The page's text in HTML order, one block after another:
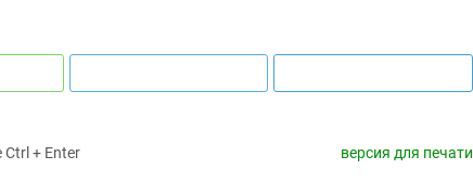
+ Enter версия для печати